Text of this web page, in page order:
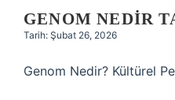
Hakkımızda
GENOM NEDIR
Tarih: Şubat 26, 2026
Genom Nedir? Kültürel